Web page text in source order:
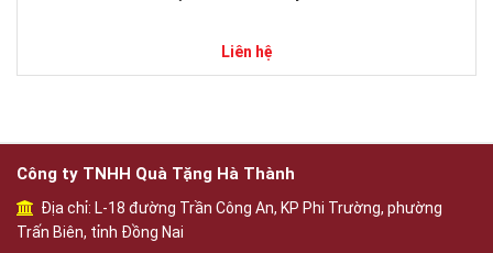
Liên hệ
Công ty TNHH Quà Tặng Hà Thành
Địa chỉ: L-18 đường Trần Công An, KP Phi Trường, phường
Trấn Biên, tỉnh Đồng Nai